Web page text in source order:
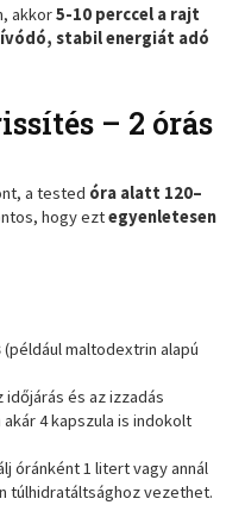
akkor5-10 perccel a rajt
stabil energiát adó
– 2 órás
a tested óra alatt 120–
hogy eztegyenletesen
(például maltodextrin alapú
időjárás és az izzadás
4 kapszula is indokolt
óránként 1 litert vagy annál
túlhidratáltsághoz vezethet.